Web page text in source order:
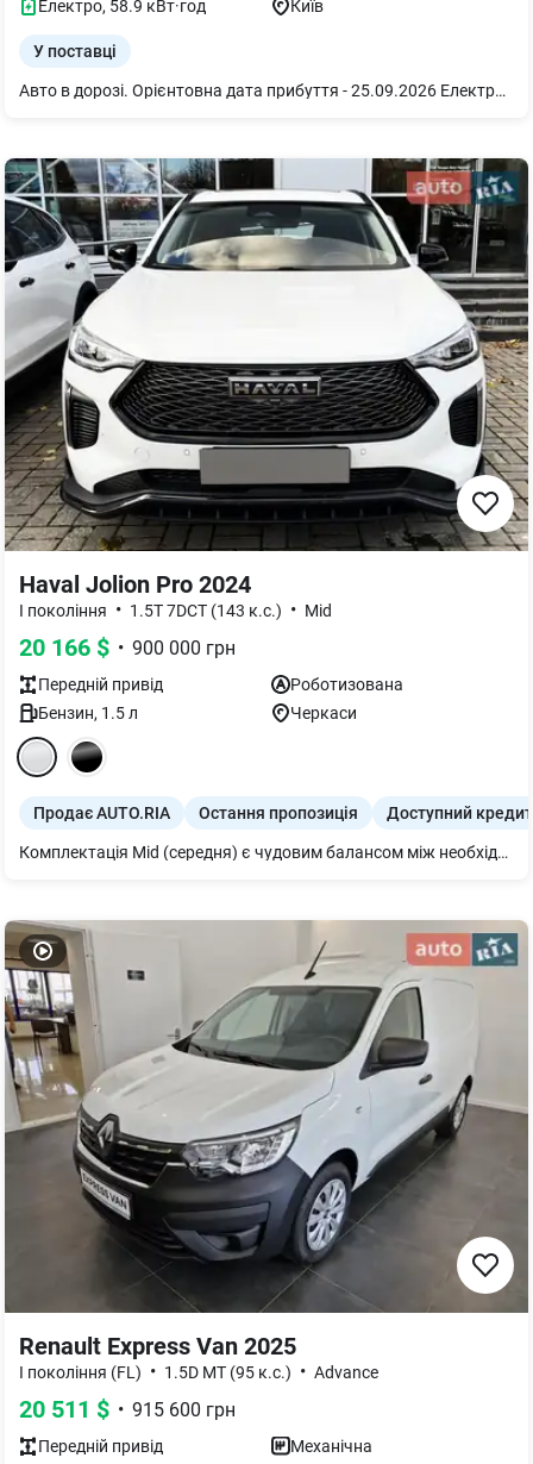
Електро, 58.9 кВт·год Київ
У поставці
Авто в дорозі. Орієнтовна дата прибуття - 25.09.2026 Електромобіль Aion Y Plus EV 510 Smart Edition 2WD 2026, Pure White, зелений салон Це просторий міський кросовер із повністю електричною силовою установкою та переднім приводом. Модель поєднує сучасний дизайн, економічність та практичність, забезпечуючи комфортне пересування містом і впевнені поїздки на далекі відстані завдяки запасу ходу до 510 км. Серед головних переваг автомобіля — просторий салон із трансформованим інтер’єром, комфортна підвіска для плавного руху та сучасна мультимедійна система з цифровою панеллю приладів. Комплекс електронних систем допомоги водієві, високий рівень безпеки та місткий багажний відсік роблять Aion Y Plus чудовим вибором для сімейного використання та щоденних поїздок. Aion Y Plus EV 510 Smart Edition 2WD 2026: Силова установка потужністю 136 к.с. (100 кВт), а максимальний крутний момент 176 Н·м гарантує впевнений розгін у міському потоці. Запас ходу: до 510 км (CLTC) на одному заряді батареї ємністю 58,9 кВт·год. Максимальна швидкість: 150 км/год. Кількість моторів/Тип приводу: одномоторний / передній привід (FWD). Комплектація 510 Smart Edition 2026: - Преміальна акустична система Bongiovi Audio System. - Бездротова зарядка для смартфона. - 14,6-дюймовий мультифункціональний сенсорний дисплей. - Підтримка Apple CarPlay. - Комплексна система допомоги водієві ADAS 2-го рівня. - Адаптивний круїз-контроль. - Камера заднього виду. - Радар заднього виду. - Електрорегулювання зовнішніх дзеркал заднього виду. - Автоматичні світлодіодні фари. - Безключовий доступ.
Haval Jolion Pro 2024
I покоління • 1.5T 7DCT (143 к.с.) • Mid
20 166 $ • 900 000 грн
Передній привід
Роботизована
Бензин, 1.5л Черкаси
Продає AUTO.RIA Остання пропозиція Доступний кредит
Комплектація Mid (середня) є чудовим балансом між необхідним функціоналом, комфортом та доступністю. Вона пропонує значно більше, ніж базова версія, але зберігає ключові переваги оновленої моделі Jolion Pro
Renault Express Van 2025
I покоління (FL) • 1.5D МТ (95 к.с.) • Advance
20 511 $ • 915 600 грн
Передній привід
Механічна